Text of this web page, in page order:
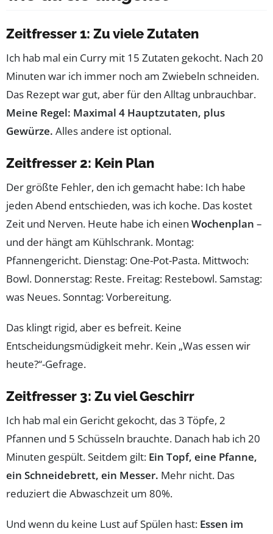
Zeitfresser 1: Zu viele Zutaten
Ich hab mal ein Curry mit 15 Zutaten gekocht. Nach 20
Minuten war ich immer noch am Zwiebeln schneiden.
Das Rezept war gut, aber für den Alltag unbrauchbar.
Meine Regel: Maximal 4 Hauptzutaten, plus
Gewürze. Alles andere ist optional.
Zeitfresser 2: Kein Plan
Der größte Fehler, den ich gemacht habe: Ich habe
jeden Abend entschieden, was ich koche. Das kostet
Zeit und Nerven. Heute habe ich einen Wochenplan –
und der hängt am Kühlschrank. Montag:
Pfannengericht. Dienstag: One-Pot-Pasta. Mittwoch:
Bowl. Donnerstag: Reste. Freitag: Restebowl. Samstag:
was Neues. Sonntag: Vorbereitung.
Das klingt rigid, aber es befreit. Keine
Entscheidungsmüdigkeit mehr. Kein „Was essen wir
heute?“-Gefrage.
Zeitfresser 3: Zu viel Geschirr
Ich hab mal ein Gericht gekocht, das 3 Töpfe, 2
Pfannen und 5 Schüsseln brauchte. Danach hab ich 20
Minuten gespült. Seitdem gilt: Ein Topf, eine Pfanne,
ein Schneidebrett, ein Messer. Mehr nicht. Das
reduziert die Abwaschzeit um 80%.
Und wenn du keine Lust auf Spülen hast: Essen im